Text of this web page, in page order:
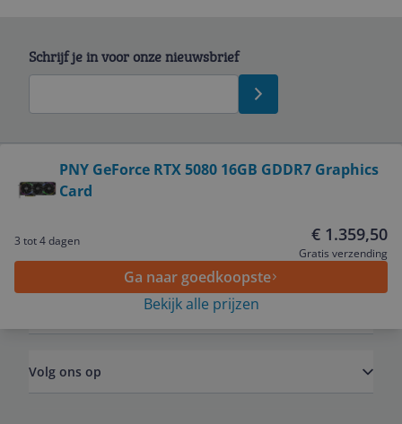
PNY GeForce RTX 5080 16GB GDDR7 Graphics
Card
3 tot 4 dagen € 1.359,50
Gratis verzending
Ga naar goedkoopste
Bekijk alle prijzen
Schrijf je in voor onze nieuwsbrief
Service
Algemeen
Volg ons op